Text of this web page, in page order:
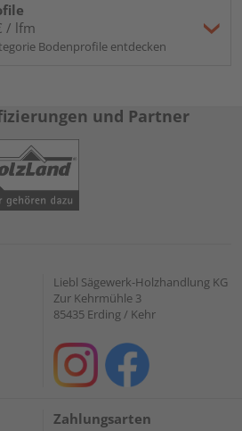
/ lfm
Bodenprofile entdecken
und Partner
Liebl Sägewerk-Holzhandlung KG
Zur Kehrmühle 3
85435 Erding / Kehr
Zahlungsarten